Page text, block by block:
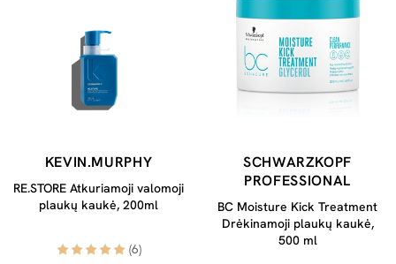
KEVIN.MURPHY
RE.STORE Atkuriamoji valomoji
plaukų kaukė, 200ml
(6)
SCHWARZKOPF
PROFESSIONAL
BC Moisture Kick Treatment
Drėkinamoji plaukų kaukė,
500 ml